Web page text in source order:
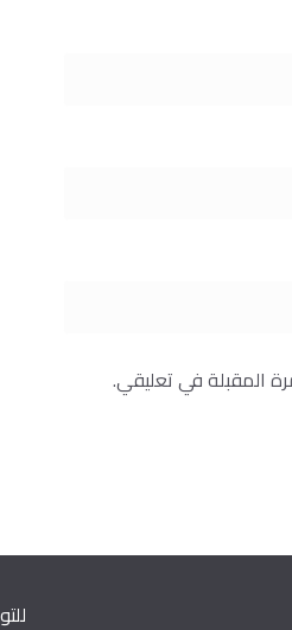
المقبلة في تعليقي.